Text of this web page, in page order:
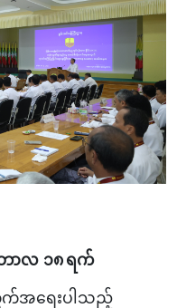
ာလ ၁၈ ရက်
က်အရေးပါသည့်